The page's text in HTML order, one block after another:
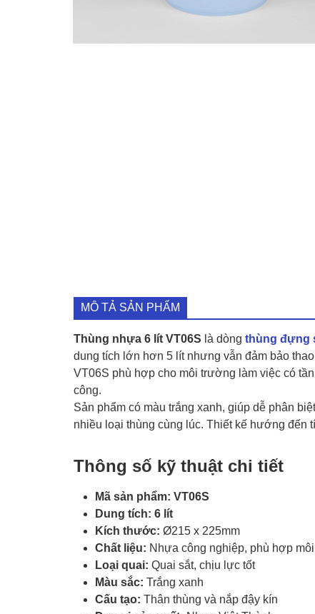
MÔ TẢ SẢN PHẨM
Thùng nhựa 6 lít VT06S là dòng thùng đựng
dung tích lớn hơn 5 lít nhưng vẫn đảm bảo
VT06S phù hợp cho môi trường làm việc có
công.
Sản phẩm có màu trắng xanh, giúp dễ phân
nhiều loại thùng cùng lúc. Thiết kế hướng đến
Thông số kỹ thuật chi tiết
Mã sản phẩm: VT06S
Dung tích: 6 lít
Kích thước: Ø215 x 225mm
Chất liệu: Nhựa công nghiệp, phù hợp
Loại quai: Quai sắt, chịu lực tốt
Màu sắc: Trắng xanh
Cấu tạo: Thân thùng và nắp đậy kín